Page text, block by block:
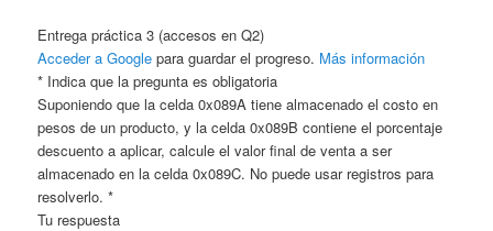
Entrega práctica 3 (accesos en Q2)
Acceder a Google para guardar el progreso. Más información
* Indica que la pregunta es obligatoria
Suponiendo que la celda 0x089A tiene almacenado el costo en
pesos de un producto, y la celda 0x089B contiene el porcentaje
descuento a aplicar, calcule el valor final de venta a ser
almacenado en la celda 0x089C. No puede usar registros para
resolverlo. *
Tu respuesta